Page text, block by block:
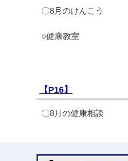
〇8月のけんこう
○健康教室
【P16】
〇8月の健康相談